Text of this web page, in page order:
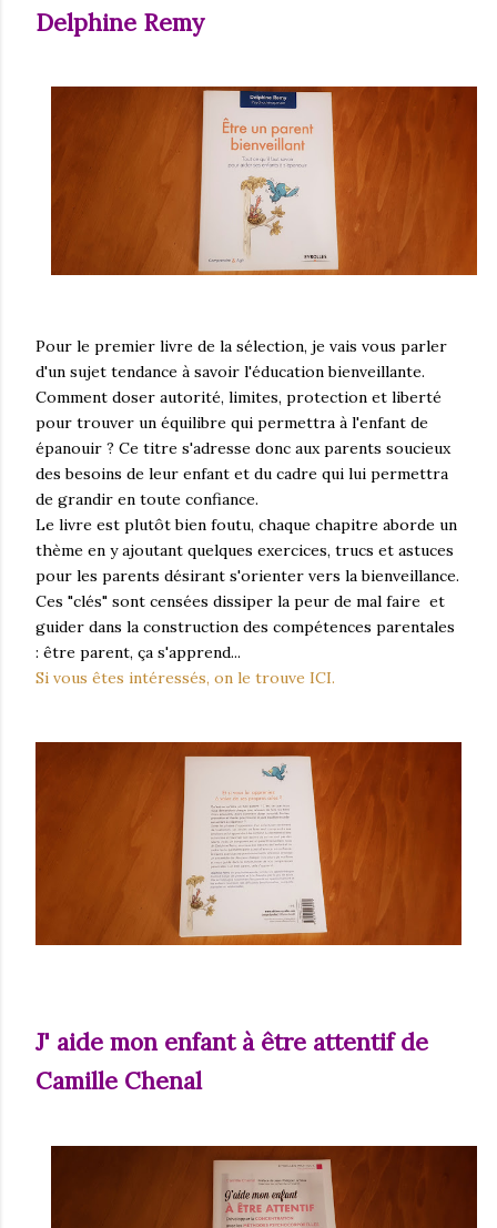
Delphine Remy
Pour le premier livre de la sélection, je vais vous parler
d'un sujet tendance à savoir l'éducation bienveillante.
Comment doser autorité, limites, protection et liberté
pour trouver un équilibre qui permettra à l'enfant de
épanouir ? Ce titre s'adresse donc aux parents soucieux
des besoins de leur enfant et du cadre qui lui permettra
de grandir en toute confiance.
Le livre est plutôt bien foutu, chaque chapitre aborde un
thème en y ajoutant quelques exercices, trucs et astuces
pour les parents désirant s'orienter vers la bienveillance.
Ces "clés" sont censées dissiper la peur de mal faire et
guider dans la construction des compétences parentales
: être parent, ça s'apprend...
Si vous êtes intéressés, on le trouve ICI.
J' aide mon enfant à être attentif de
Camille Chenal